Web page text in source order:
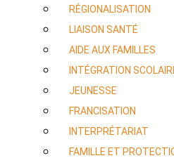
RÉGIONALISATION
LIAISON SANTÉ
AIDE AUX FAMILLES
INTÉGRATION
JEUNESSE
FRANCISATION
INTERPRÉTARIAT
FAMILLE ET